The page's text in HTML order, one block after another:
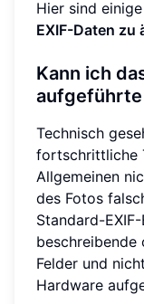
Hier sind
EXIF-Daten zu
Kann ich
aufgeführte
Technisch
fortschrittliche
Allgemeinen
des Fotos
Standard-
Felder und
Hardware